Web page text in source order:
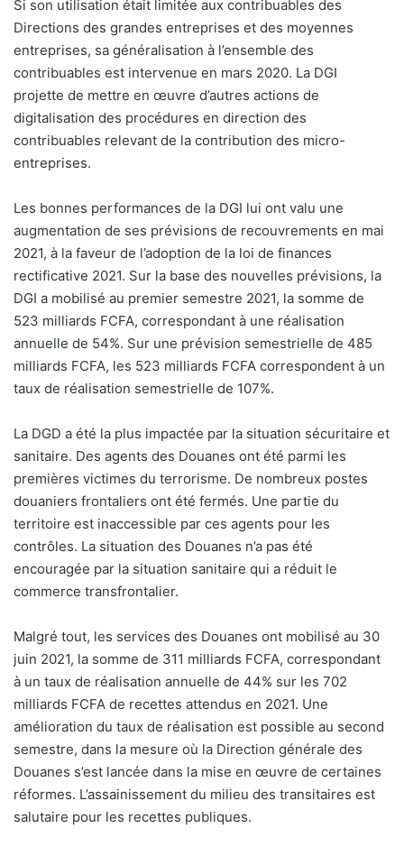
Si son utilisation était limitée aux contribuables des
Directions des grandes entreprises et des moyennes
entreprises, sa généralisation à l’ensemble des
contribuables est intervenue en mars 2020. La DGI
projette de mettre en œuvre d’autres actions de
digitalisation des procédures en direction des
contribuables relevant de la contribution des micro-
entreprises.
Les bonnes performances de la DGI lui ont valu une
augmentation de ses prévisions de recouvrements en mai
2021, à la faveur de l’adoption de la loi de finances
rectificative 2021. Sur la base des nouvelles prévisions, la
DGI a mobilisé au premier semestre 2021, la somme de
523 milliards FCFA, correspondant à une réalisation
annuelle de 54%. Sur une prévision semestrielle de 485
milliards FCFA, les 523 milliards FCFA correspondent à un
taux de réalisation semestrielle de 107%.
La DGD a été la plus impactée par la situation sécuritaire et
sanitaire. Des agents des Douanes ont été parmi les
premières victimes du terrorisme. De nombreux postes
douaniers frontaliers ont été fermés. Une partie du
territoire est inaccessible par ces agents pour les
contrôles. La situation des Douanes n’a pas été
encouragée par la situation sanitaire qui a réduit le
commerce transfrontalier.
Malgré tout, les services des Douanes ont mobilisé au 30
juin 2021, la somme de 311 milliards FCFA, correspondant
à un taux de réalisation annuelle de 44% sur les 702
milliards FCFA de recettes attendus en 2021. Une
amélioration du taux de réalisation est possible au second
semestre, dans la mesure où la Direction générale des
Douanes s’est lancée dans la mise en œuvre de certaines
réformes. L’assainissement du milieu des transitaires est
salutaire pour les recettes publiques.